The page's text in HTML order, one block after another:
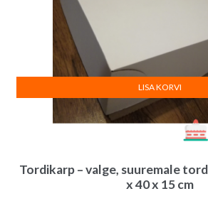
Tordikarp – valge, suuremale
x 40 x 15 cm
LISA KORVI